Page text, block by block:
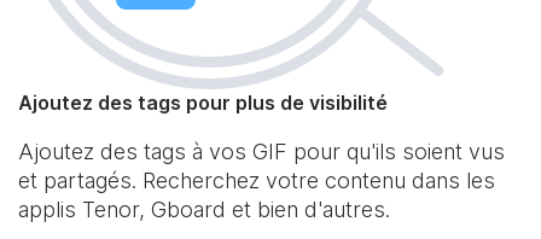
Ajoutez des tags pour plus de visibilité
Ajoutez des tags à vos GIF pour qu'ils soient vus
et partagés. Recherchez votre contenu dans les
applis Tenor, Gboard et bien d'autres.